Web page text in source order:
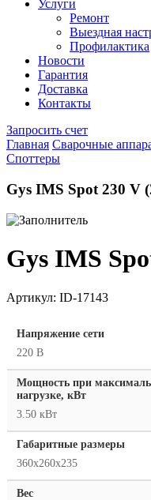
Услуги
Ремонт
Выездная
Профилактика
Новости
Гарантия
Доставка
Контакты
Запросить счет
Главная Сварочные
Споттеры
Gys IMS Spot 230 V
Gys IMS
Артикул: ID-17143
Напряжение сети
220 В
Мощность при
нагрузке, кВт
3.50 кВт
Габаритные размеры
360x260x235
Вес